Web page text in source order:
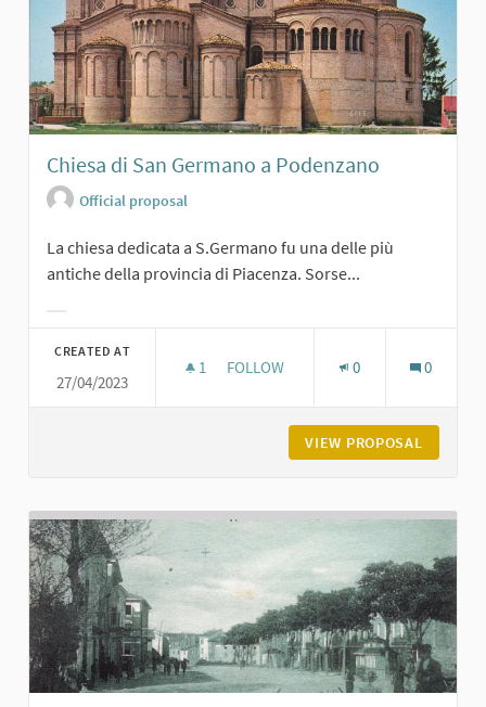
Chiesa di San Germano a Podenzano
Official proposal
La chiesa dedicata a S.Germano fu una delle più
antiche della provincia di Piacenza. Sorse...
CREATED AT
27/04/2023
1 1 FOLLOWER
FOLLOW 0 0
VIEW PROPOSAL